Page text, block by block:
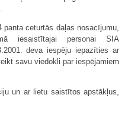
ceturtās daļas nosacījumu,
iesaistītajai personai SIA
deva iespēju iepazīties ar
savu viedokli par iespējamiem
un ar lietu saistītos apstākļus,